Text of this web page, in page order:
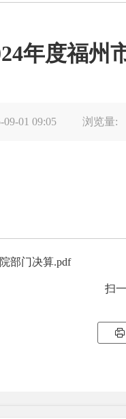
年度福州
09-01 09:05 浏览量:
部门决算.pdf
扫
